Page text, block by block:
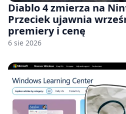
Diablo 4 zmierza na
Przeciek ujawnia
premiery i cenę
6 sie 2026